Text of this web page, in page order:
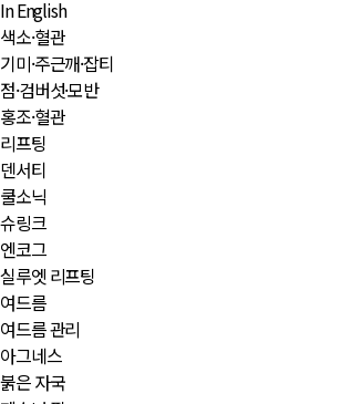
In English
색소·혈관
기미·주근깨·잡티
점·검버섯·모반
홍조·혈관
리프팅
덴서티
쿨소닉
슈링크
엔코그
실루엣 리프팅
여드름
여드름 관리
아그네스
붉은 자국